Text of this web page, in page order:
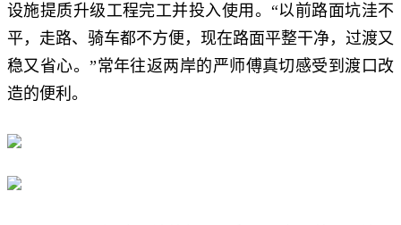
设施提质升级工程完工并投入使用。“以前路面坑洼不
平，走路、骑车都不方便，现在路面平整干净，过渡又
稳又省心。”常年往返两岸的严师傅真切感受到渡口改
造的便利。